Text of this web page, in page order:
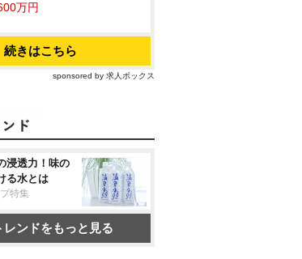
万円
続きはこちら
sponsored by 求人ボックス
浸透力！味の
る水とは
特集
レンドをもっと見る